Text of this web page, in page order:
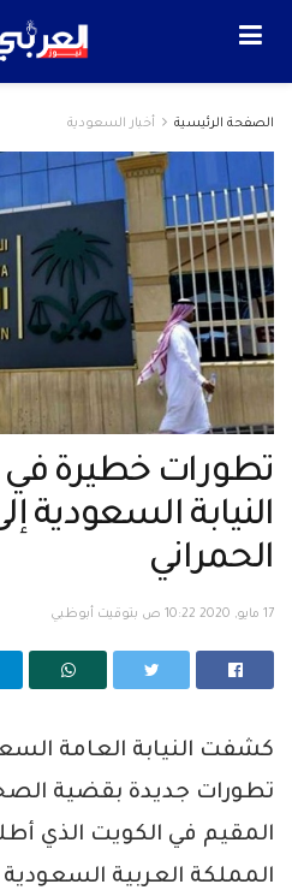
الصفحة الرئيسية أخبار السعودية
تطورات خطيرة
النيابة السعودية
الحمراني
17 مايو, 2020 10:22 ص بتوقيت أبوظبي
كشفت النيابة العامة
تطورات جديدة بقضية
المقيم في الكويت الذي
المملكة العربية